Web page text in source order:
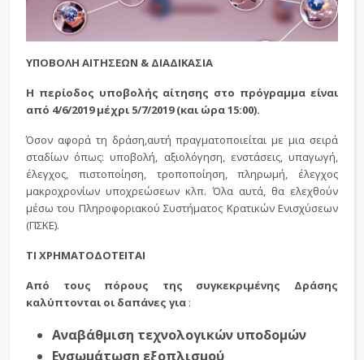
YΠΟΒΟΛΗ ΑΙΤΗΣΕΩΝ & ΔΙΑΔΙΚΑΣΙΑ
H περίοδος υποβολής αίτησης στο πρόγραμμα είναι
από 4/6/2019 μέχρι 5/7/2019 (και ώρα 15:00).
Όσον αφορά τη δράση,αυτή πραγματοποιείται με μια σειρά
σταδίων όπως: υποβολή, αξιολόγηση, ενστάσεις, υπαγωγή,
έλεγχος, πιστοποίηση, τροποποίηση, πληρωμή, έλεγχος
μακροχρονίων υποχρεώσεων κλπ. Όλα αυτά, θα ελεχθούν
μέσω του Πληροφοριακού Συστήματος Κρατικών Ενισχύσεων
(ΠΣΚΕ).
ΤΙ ΧΡΗΜΑΤΟΔΟΤΕΙΤΑΙ
Από τους πόρους της συγκεκριμένης Δράσης
καλύπτονται οι δαπάνες για :
Αναβάθμιση τεχνολογικών υποδομών
Ενσωμάτωση εξοπλισμού